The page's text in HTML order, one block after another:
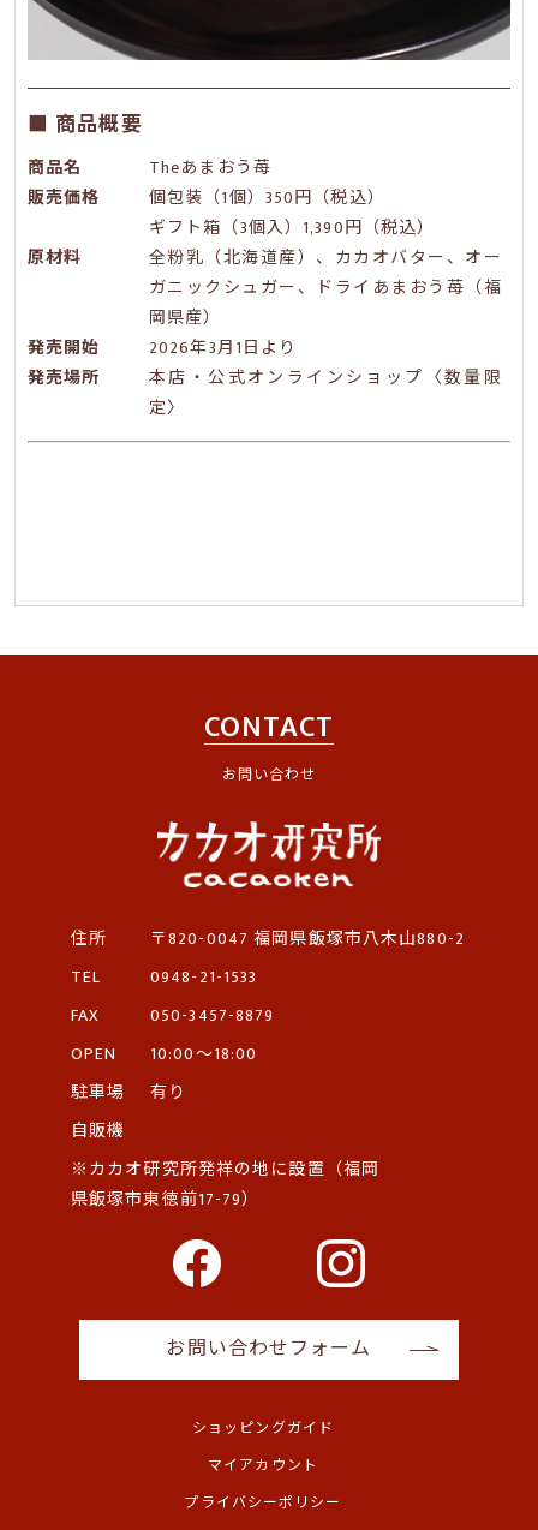
■ 商品概要
商品名
Theあまおう苺
販売価格
個包装（1個）350円（税込）
ギフト箱（3個入）1,390円（税込）
原材料
全粉乳（北海道産）、カカオバター、オー
ガニックシュガー、ドライあまおう苺（福
岡県産）
発売開始
2026年3月1日より
発売場所
本店・公式オンラインショップ〈数量限
定〉
CONTACT
お問い合わせ
住所 〒820-0047福岡県飯塚市八木山880-2
TEL
0948-21-1533
FAX
050-3457-8879
OPEN
10:00～18:00
駐車場
有り
自販機
※カカオ研究所発祥の地に設置（福岡
県飯塚市東徳前17-79）
お問い合わせフォーム
ショッピングガイド
マイアカウント
プライバシーポリシー